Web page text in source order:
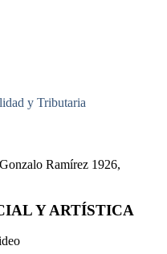
y Tributaria
Ramírez 1926,
Y ARTÍSTICA